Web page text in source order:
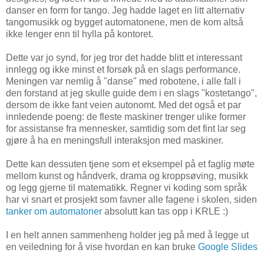
danser en form for tango. Jeg hadde laget en litt alternativ
tangomusikk og bygget automatonene, men de kom altså
ikke lenger enn til hylla på kontoret.
Dette var jo synd, for jeg tror det hadde blitt et interessant
innlegg og ikke minst et forsøk på en slags performance.
Meningen var nemlig å "danse" med robotene, i alle fall i
den forstand at jeg skulle guide dem i en slags "kostetango",
dersom de ikke fant veien autonomt. Med det også et par
innledende poeng: de fleste maskiner trenger ulike former
for assistanse fra mennesker, samtidig som det fint lar seg
gjøre å ha en meningsfull interaksjon med maskiner.
Dette kan dessuten tjene som et eksempel på et faglig møte
mellom kunst og håndverk, drama og kroppsøving, musikk
og legg gjerne til matematikk. Regner vi koding som språk
har vi snart et prosjekt som favner alle fagene i skolen, siden
tanker om automatoner absolutt kan tas opp i KRLE :)
I en helt annen sammenheng holder jeg på med å legge ut
en veiledning for å vise hvordan en kan bruke Google Slides